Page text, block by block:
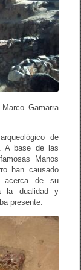
Gamarra
de
A base de las
Manos
han causado
acerca de su
la dualidad y
presente.